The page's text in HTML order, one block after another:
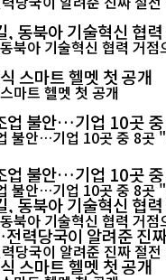
동북아 기술혁신 협
스마트 헬멧 첫 공개
업 불안…기업 10곳
업 불안…기업 10곳
동북아 기술혁신 협
력당국이 알려준 진
스마트 헬멧 첫 공개